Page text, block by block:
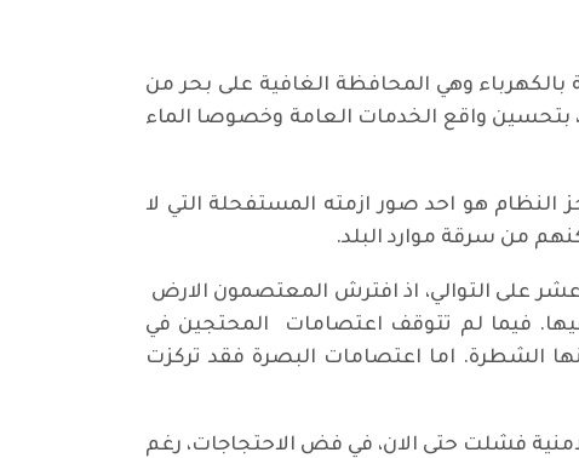
لغاية الان، للمطالبة بالكهرباء وهي المحافظة الغافية على بحر من
واقع الخدمات العامة وخصوصا الماء
النظام هو احد صور ازمته المستفحلة التي لا
من سرقة موارد البلد.
على التوالي، اذ افترش المعتصمون الارض
فيما لم تتوقف اعتصامات المحتجين في
الشطرة. اما اعتصامات البصرة فقد تركزت
فشلت حتى الان، في فض الاحتجاجات، رغم